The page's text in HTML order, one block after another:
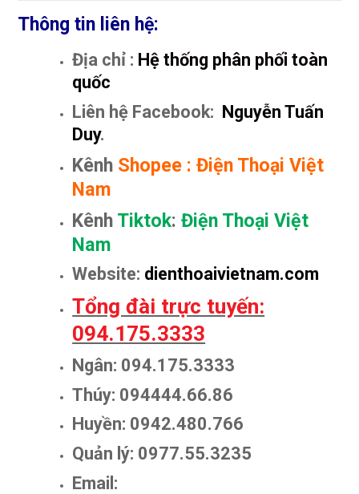
Thông tin liên hệ:
Địa chỉ : Hệ thống phân phối toàn
quốc
Liên hệ Facebook: Nguyễn Tuấn
Duy.
Kênh Shopee :Điện Thoại Việt
Nam
Kênh Tiktok:Điện Thoại Việt
Nam
Website: dienthoaivietnam.com
Tổng đài trực tuyến:
094.175.3333
Ngân: 094.175.3333
Thúy: 094444.66.86
Huyền: 0942.480.766
Quản lý: 0977.55.3235
Email: